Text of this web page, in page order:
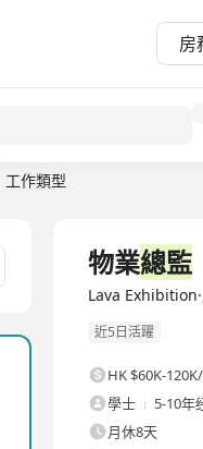
工作類型
物業總監
Lava
近5日活躍
HK $60K-
學士
5-10年
月休8天